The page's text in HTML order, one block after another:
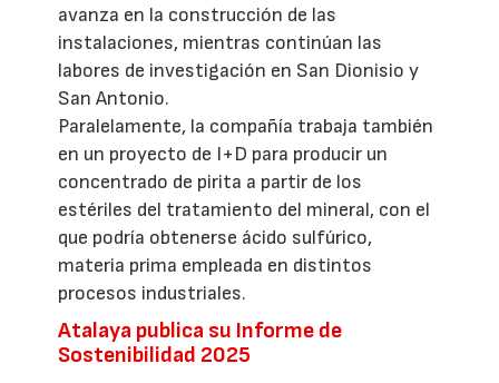
avanza en la construcción de las
instalaciones, mientras continúan las
labores de investigación en San Dionisio y
San Antonio.
Paralelamente, la compañía trabaja también
en un proyecto de I+D para producir un
concentrado de pirita a partir de los
estériles del tratamiento del mineral, con el
que podría obtenerse ácido sulfúrico,
materia prima empleada en distintos
procesos industriales.
Atalaya publica su Informe de
Sostenibilidad 2025